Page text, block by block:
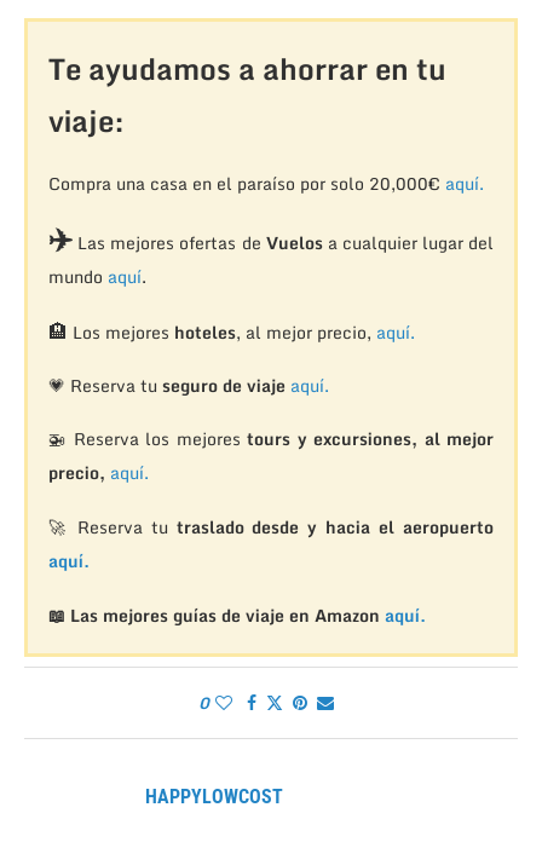
Te ayudamos a ahorrar en tu
viaje:
Compra una casa en el paraíso por solo 20,000€ aquí.
✈️Las mejores ofertas de Vuelosa cualquier lugar del
mundo aquí.
🏨 Los mejores hoteles, al mejor precio, aquí.
💗 Reserva tu seguro de viaje aquí.
🚁 Reserva los mejorestours y excursiones, al mejor
precio, aquí.
🚀 Reserva tu traslado desde y hacia el aeropuerto
aquí.
📖 Las mejores guías de viaje en Amazon aquí.
0
HAPPYLOWCOST